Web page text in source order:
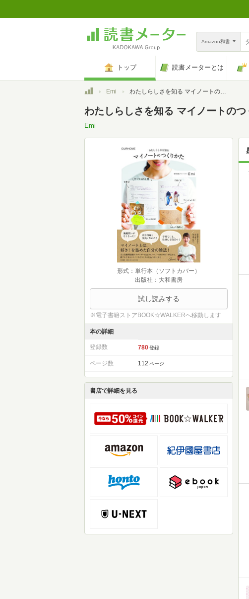
Amazon和書
トップ 読書メーターとは
トップEmi わたしらしさを知る マイノートのつくりかた
わたしらしさを知る マイノートのつ
Emi
形式：単行本（ソフトカバー）
出版社：大和書房
試し読みする
※電子書籍ストアBOOK☆WALKERへ移動します
本の詳細
登録数 780 登録
ページ数 112 ページ
書店で詳細を見る